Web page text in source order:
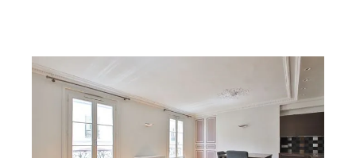
PARIS 75003
49,98 m2, 2 pièces
Ref : 10284
Appartement F2 à louer